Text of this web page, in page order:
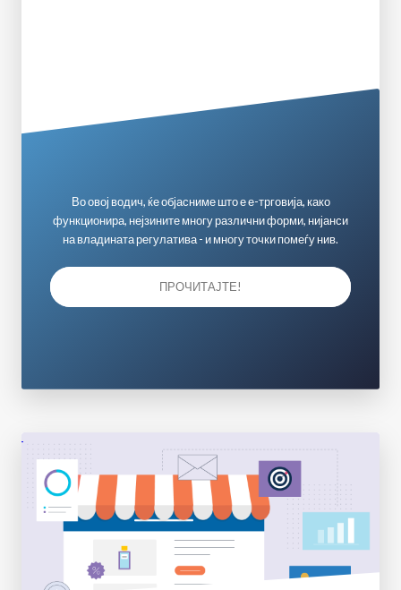
Во овој водич, ќе објасниме што е е-трговија, како
функционира, нејзините многу различни форми, нијанси
на владината регулатива - и многу точки помеѓу нив.
ПРОЧИТАЈТЕ!